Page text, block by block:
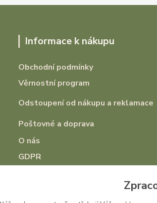
Informace k nákupu
Obchodní podmínky
Věrnostní program
Odstoupení od nákupu a reklamace
Poštovné a doprava
O nás
GDPR